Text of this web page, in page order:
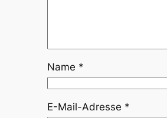
Name *
E-Mail-Adresse *